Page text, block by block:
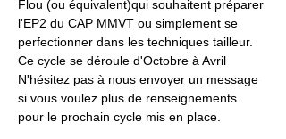
Flou (ou équivalent)qui souhaitent préparer
l'EP2 du CAP MMVT ou simplement se
perfectionner dans les techniques tailleur.
Ce cycle se déroule d'Octobre à Avril
N'hésitez pas à nous envoyer un message
si vous voulez plus de renseignements
pour le prochain cycle mis en place.